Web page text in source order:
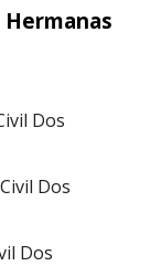
Hermanas
Dos
Dos
Dos